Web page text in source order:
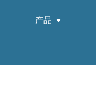
产品